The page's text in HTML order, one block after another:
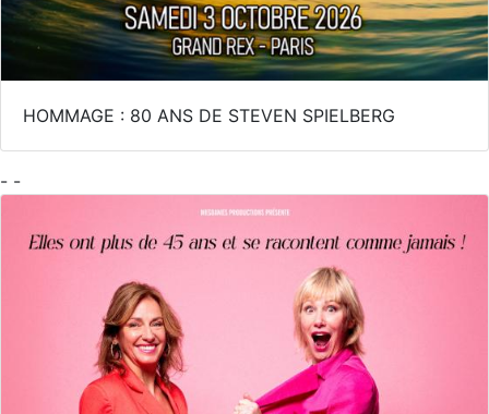
HOMMAGE : 80 ANS DE STEVEN SPIELBERG
- -